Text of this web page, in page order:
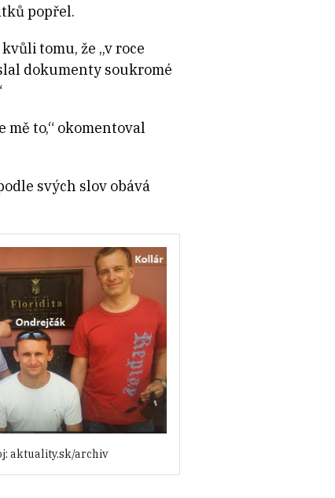
popřel.
tomu, že „v roce
dokumenty soukromé
to,“ okomentoval
svých slov obává
aktuality.sk/archiv